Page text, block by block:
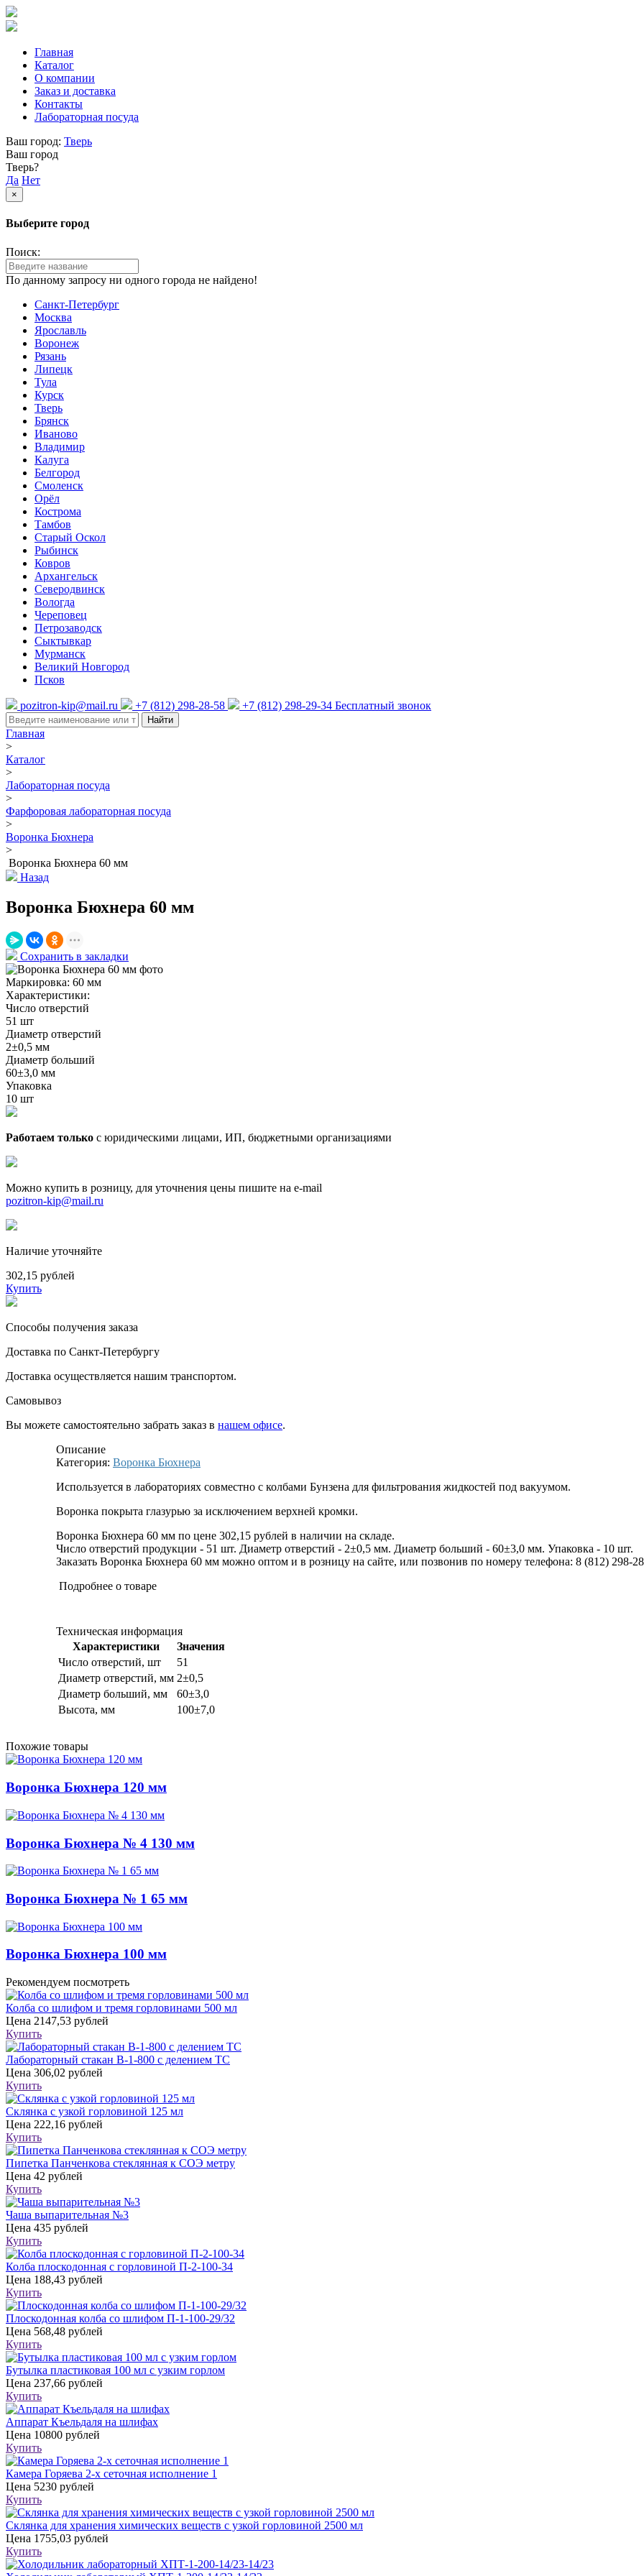
Главная
Каталог
О компании
Заказ и доставка
Контакты
Лабораторная посуда
Ваш город: Тверь
Ваш город
Тверь?
Да Нет
×
Выберите город
Поиск:
По данному запросу ни одного города не найдено!
Санкт-Петербург
Москва
Ярославль
Воронеж
Рязань
Липецк
Тула
Курск
Тверь
Брянск
Иваново
Владимир
Калуга
Белгород
Смоленск
Орёл
Кострома
Тамбов
Старый Оскол
Рыбинск
Ковров
Архангельск
Северодвинск
Вологда
Череповец
Петрозаводск
Сыктывкар
Мурманск
Великий Новгород
Псков
pozitron-kip@mail.ru +7 (812) 298-28-58 +7 (812) 298-29-34 Бесплатный звонок
Найти
Главная
>
Каталог
>
Лабораторная посуда
>
Фарфоровая лабораторная посуда
>
Воронка Бюхнера
>
Воронка Бюхнера 60 мм
Назад
Воронка Бюхнера 60 мм
Сохранить в закладки
Маркировка: 60 мм
Характеристики:
Число отверстий
51 шт
Диаметр отверстий
2±0,5 мм
Диаметр больший
60±3,0 мм
Упаковка
10 шт
Работаем только с юридическими лицами, ИП, бюджетными организациями
Можно купить в розницу, для уточнения цены пишите на e-mail
pozitron-kip@mail.ru
Наличие уточняйте
302,15 рублей
Купить
Способы получения заказа
Доставка по Санкт-Петербургу
Доставка осуществляется нашим транспортом.
Самовывоз
Вы можете самостоятельно забрать заказ в нашем офисе.
Описание
Категория: Воронка Бюхнера
Используется в лабораториях совместно с колбами Бунзена для фильтрования жидкостей под вакуумом.
Воронка покрыта глазурью за исключением верхней кромки.
Воронка Бюхнера 60 мм по цене 302,15 рублей в наличии на складе.
Число отверстий продукции - 51 шт. Диаметр отверстий - 2±0,5 мм. Диаметр больший - 60±3,0 мм. Упаковка - 10 шт.
Заказать Воронка Бюхнера 60 мм можно оптом и в розницу на сайте, или позвонив по номеру телефона: 8 (812) 298-
Подробнее о товаре
Техническая информация
Характеристики
Значения
Число отверстий, шт
51
Диаметр отверстий, мм 2±0,5
Диаметр больший, мм
60±3,0
Высота, мм
100±7,0
Похожие товары
Воронка Бюхнера 120 мм
Воронка Бюхнера № 4 130 мм
Воронка Бюхнера № 1 65 мм
Воронка Бюхнера 100 мм
Рекомендуем посмотреть
Колба со шлифом и тремя горловинами 500 мл
Цена 2147,53 рублей
Купить
Лабораторный стакан В-1-800 с делением ТС
Цена 306,02 рублей
Купить
Склянка с узкой горловиной 125 мл
Цена 222,16 рублей
Купить
Пипетка Панченкова стеклянная к СОЭ метру
Цена 42 рублей
Купить
Чаша выпарительная №3
Цена 435 рублей
Купить
Колба плоскодонная с горловиной П-2-100-34
Цена 188,43 рублей
Купить
Плоскодонная колба со шлифом П-1-100-29/32
Цена 568,48 рублей
Купить
Бутылка пластиковая 100 мл с узким горлом
Цена 237,66 рублей
Купить
Аппарат Къельдаля на шлифах
Цена 10800 рублей
Купить
Камера Горяева 2-х сеточная исполнение 1
Цена 5230 рублей
Купить
Склянка для хранения химических веществ с узкой горловиной 2500 мл
Цена 1755,03 рублей
Купить